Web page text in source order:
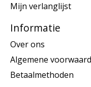
Mijn verlanglijst
Informatie
Over ons
Algemene
Betaalmethoden